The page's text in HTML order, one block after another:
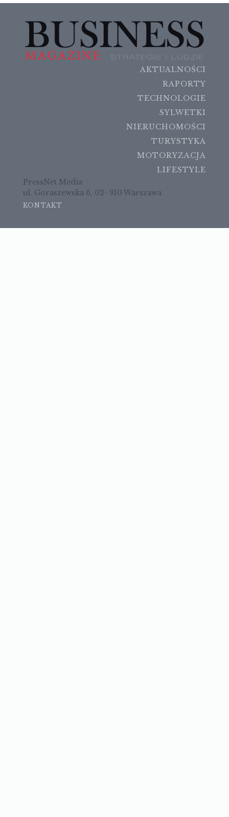
AKTUALNOŚCI
RAPORTY
TECHNOLOGIE
SYLWETKI
NIERUCHOMOŚCI
TURYSTYKA
MOTORYZACJA
LIFESTYLE
PressNet Media
ul. Goraszewska 6, 02- 910 Warszawa
KONTAKT